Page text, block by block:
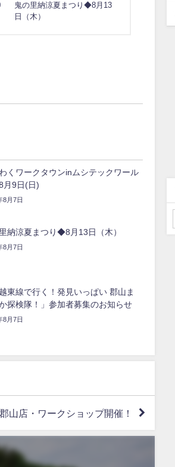
鬼の里納涼夏まつり◆8月13
日（木）
くワークタウンinムシテックワール
月9日(日)
8月7日
納涼夏まつり◆8月13日（木）
8月7日
越東線で行く！発見いっぱい 郡山ま
探検隊！」参加者募集のお知らせ
8月7日
山店・ワークショップ開催！